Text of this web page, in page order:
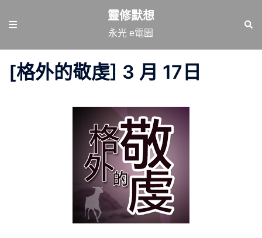
要
靈修默想
永光 e電園
[格外的敬虔] 3 月 17日